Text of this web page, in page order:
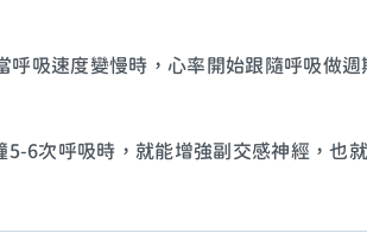
吸速度變慢時，心率開始跟隨呼吸做週
6次呼吸時，就能增強副交感神經，也就